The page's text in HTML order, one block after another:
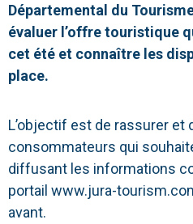
Départemental du
évaluer l’offre touristique
cet été et connaître les
place.
L’objectif est de rassurer et
consommateurs qui
diffusant les informations
portail www.jura-
avant.